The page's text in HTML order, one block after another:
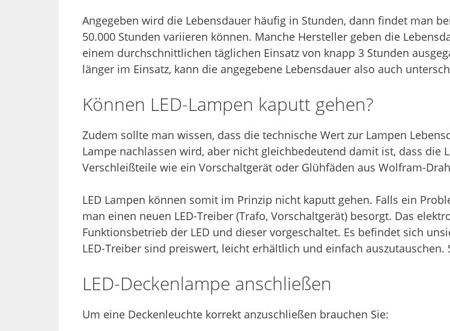
Angegeben wird die Lebensdauer häufig in Stunden, dann findet man
50.000 Stunden variieren können. Manche Hersteller geben die
einem durchschnittlichen täglichen Einsatz von knapp 3 Stunden
länger im Einsatz, kann die angegebene Lebensdauer also auch
Können LED-Lampen kaputt gehen?
Zudem sollte man wissen, dass die technische Wert zur Lampen
Lampe nachlassen wird, aber nicht gleichbedeutend damit ist, dass die
Verschleißteile wie ein Vorschaltgerät oder Glühfäden aus Wolfram-
LED Lampen können somit im Prinzip nicht kaputt gehen. Falls ein
man einen neuen LED-Treiber (Trafo, Vorschaltgerät) besorgt. Das
Funktionsbetrieb der LED und dieser vorgeschaltet. Es befindet sich
LED-Treiber sind preiswert, leicht erhältlich und einfach auszutauschen.
LED-Deckenlampe anschließen
Um eine Deckenleuchte korrekt anzuschließen brauchen Sie: